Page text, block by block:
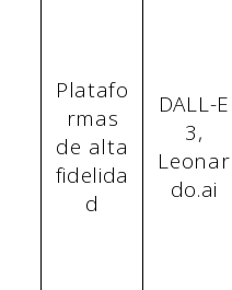
Platafo
rmas
de alta
fidelida
d
DALL-E
3,
Leonar
do.ai